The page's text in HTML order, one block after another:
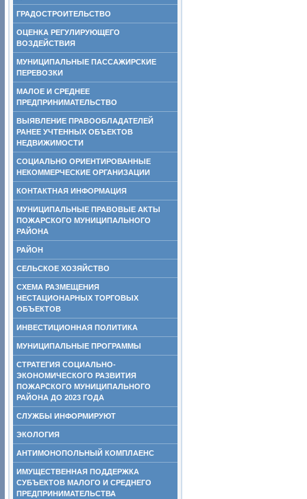
ГРАДОСТРОИТЕЛЬСТВО
ОЦЕНКА РЕГУЛИРУЮЩЕГО
ВОЗДЕЙСТВИЯ
МУНИЦИПАЛЬНЫЕ ПАССАЖИРСКИЕ
ПЕРЕВОЗКИ
МАЛОЕ И СРЕДНЕЕ
ПРЕДПРИНИМАТЕЛЬСТВО
ВЫЯВЛЕНИЕ ПРАВООБЛАДАТЕЛЕЙ
РАНЕЕ УЧТЕННЫХ ОБЪЕКТОВ
НЕДВИЖИМОСТИ
СОЦИАЛЬНО ОРИЕНТИРОВАННЫЕ
НЕКОММЕРЧЕСКИЕ ОРГАНИЗАЦИИ
КОНТАКТНАЯ ИНФОРМАЦИЯ
МУНИЦИПАЛЬНЫЕ ПРАВОВЫЕ АКТЫ
ПОЖАРСКОГО МУНИЦИПАЛЬНОГО
РАЙОНА
РАЙОН
СЕЛЬСКОЕ ХОЗЯЙСТВО
СХЕМА РАЗМЕЩЕНИЯ
НЕСТАЦИОНАРНЫХ ТОРГОВЫХ
ОБЪЕКТОВ
ИНВЕСТИЦИОННАЯ ПОЛИТИКА
МУНИЦИПАЛЬНЫЕ ПРОГРАММЫ
СТРАТЕГИЯ СОЦИАЛЬНО-
ЭКОНОМИЧЕСКОГО РАЗВИТИЯ
ПОЖАРСКОГО МУНИЦИПАЛЬНОГО
РАЙОНА ДО 2023 ГОДА
СЛУЖБЫ ИНФОРМИРУЮТ
ЭКОЛОГИЯ
АНТИМОНОПОЛЬНЫЙ КОМПЛАЕНС
ИМУЩЕСТВЕННАЯ ПОДДЕРЖКА
СУБЪЕКТОВ МАЛОГО И СРЕДНЕГО
ПРЕДПРИНИМАТЕЛЬСТВА